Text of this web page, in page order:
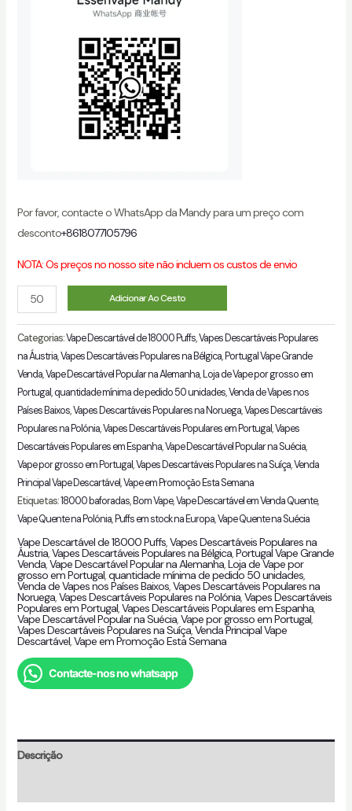
Por favor, contacte o WhatsApp da Mandy para um preço com
desconto+8618077105796
NOTA: Os preços no nosso site não incluem os custos de envio
quantidade Adicionar Ao Cesto
Categorias:Vape Descartável de 18000 Puffs,Vapes Descartáveis Populares
na Áustria,Vapes Descartáveis Populares na Bélgica, Portugal Vape Grande
Venda,Vape Descartável Popular na Alemanha, Loja de Vape por grosso em
Portugal,quantidade mínima de pedido 50 unidades,Venda de Vapes nos
Países Baixos,Vapes Descartáveis Populares na Noruega,Vapes Descartáveis
Populares na Polónia,Vapes Descartáveis Populares em Portugal,Vapes
Descartáveis Populares em Espanha,Vape Descartável Popular na Suécia,
Vape por grosso em Portugal,Vapes Descartáveis Populares na Suíça,Venda
Principal Vape Descartável,Vape em Promoção Esta Semana
Etiquetas:18000 baforadas, Bom Vape,Vape Descartável em Venda Quente,
Vape Quente na Polónia, Puffs em stock na Europa,Vape Quente na Suécia
Vape Descartável de 18000 Puffs,Vapes Descartáveis Populares na
Áustria,Vapes Descartáveis Populares na Bélgica,Portugal Vape Grande
Venda,Vape Descartável Popular na Alemanha,Loja de Vape por
grosso em Portugal,quantidade mínima de pedido 50 unidades,
Venda de Vapes nos Países Baixos,Vapes Descartáveis Populares na
Noruega,Vapes Descartáveis Populares na Polónia,Vapes Descartáveis
Populares em Portugal,Vapes Descartáveis Populares em Espanha,
Vape Descartável Popular na Suécia,Vape por grosso em Portugal,
Vapes Descartáveis Populares na Suíça,Venda Principal Vape
Descartável,Vape em Promoção Esta Semana
Contacte-nos no whatsapp
Descrição